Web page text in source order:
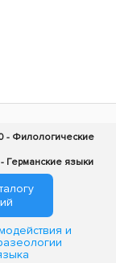
- Филологические
Германские языки
и